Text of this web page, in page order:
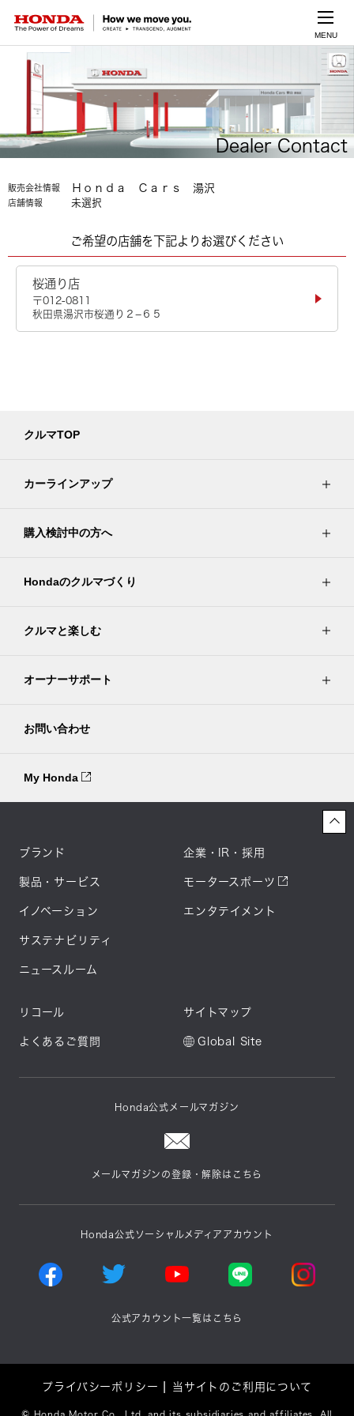
MENU
Dealer Contact
販売会社情報 Ｈｏｎｄａ Ｃａｒｓ 湯沢
店舗情報 未選択
ご希望の店舗を下記よりお選びください
桜通り店
〒012-0811
秋田県湯沢市桜通り２−６５
クルマTOP
カーラインアップ
購入検討中の方へ
Hondaのクルマづくり
クルマと楽しむ
オーナーサポート
お問い合わせ
My Honda
ブランド
製品・サービス
イノベーション
サステナビリティ
ニュースルーム
企業・IR・採用
モータースポーツ
エンタテイメント
リコール
よくあるご質問
サイトマップ
Global Site
Honda公式メールマガジン
メールマガジンの登録・解除はこちら
Honda公式ソーシャルメディアアカウント
公式アカウント一覧はこちら
プライバシーポリシー 当サイトのご利用について
Honda Motor Co., Ltd. and its subsidiaries and affiliates. All